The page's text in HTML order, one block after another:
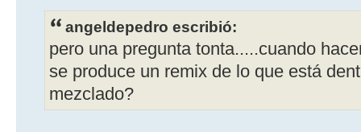
angeldepedro escribió:
pero una pregunta tonta.....cuando
se produce un remix de lo que está
mezclado?